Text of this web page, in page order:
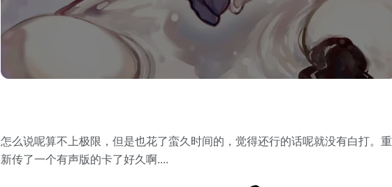
怎么说呢算不上极限，但是也花了蛮久时间的，觉得还行的话呢就没有白打。重
新传了一个有声版的卡了好久啊....